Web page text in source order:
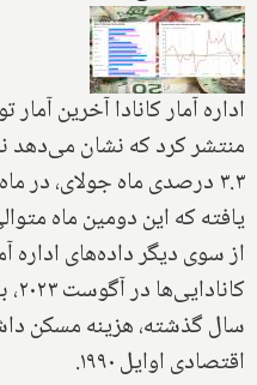
اداره آمار کانادا آخرین
منتشر کرد که نشان می‌دهد
یافته که این دومین ماه
از سوی دیگر داده‌های اداره
سال گذشته، هزینه مسکن
اقتصادی اوایل ۱۹۹۰.